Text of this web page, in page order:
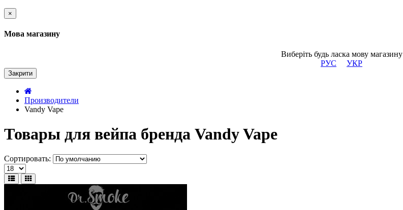
×
Мова магазину
Виберіть будь ласка мову магазину
РУС
УКР
Закрити
Производители
Vandy Vape
Товары для вейпа бренда Vandy Vape
Сортировать: